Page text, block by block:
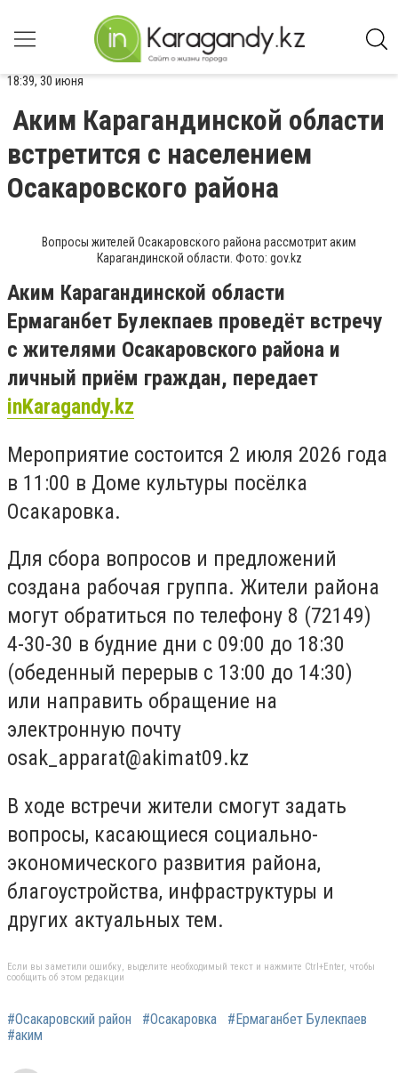
18:39, 30 июня
Аким Карагандинской области
встретится с населением
Осакаровского района
Вопросы жителей Осакаровского района рассмотрит аким
Карагандинской области. Фото: gov.kz
Аким Карагандинской области
Ермаганбет Булекпаев проведёт встречу
с жителями Осакаровского района и
личный приём граждан, передает
inKaragandy.kz
Мероприятие состоится 2 июля 2026 года
в 11:00 в Доме культуры посёлка
Осакаровка.
Для сбора вопросов и предложений
создана рабочая группа. Жители района
могут обратиться по телефону 8 (72149)
4-30-30 в будние дни с 09:00 до 18:30
(обеденный перерыв с 13:00 до 14:30)
или направить обращение на
электронную почту
osak_apparat@akimat09.kz
В ходе встречи жители смогут задать
вопросы, касающиеся социально-
экономического развития района,
благоустройства, инфраструктуры и
других актуальных тем.
Если вы заметили ошибку, выделите необходимый текст и нажмите Ctrl+Enter, чтобы
сообщить об этом редакции
#Осакаровский район #Осакаровка
#Ермаганбет Булекпаев
#аким